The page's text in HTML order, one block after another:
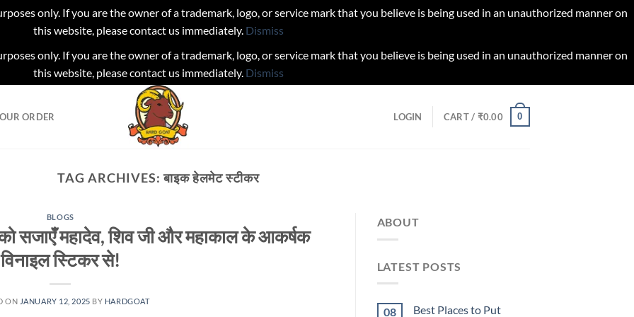
only. If you are the owner of a trademark, logo, or service mark that you believe is being used in an unauthorized manner on
this website, please contact us immediately. Dismiss
only. If you are the owner of a trademark, logo, or service mark that you believe is being used in an unauthorized manner on
this website, please contact us immediately. Dismiss
ORDER LOGIN CART / ₹0.00 0
TAG ARCHIVES:बाइक हेलमेट स्टीकर
BLOGS
सजाएँ महादेव, शिव जी और महाकाल के आकर्षक
विनाइल स्टिकर से!
ON JANUARY 12, 2025 BY HARDGOAT
ABOUT
LATEST POSTS
08
Best Places to Put